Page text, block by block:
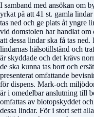
I samband med ansökan om
yrkat på att 41 st. gamla
tas ned och ge plats åt yngre
vid domstolen har handlat om
att dessa lindar ska få tas
lindarnas hälsotillstånd och
är skyddade och det krävs
de ska kunna tas bort och
presenterat omfattande
för dispens. Mark-och
är i omedelbar anslutning till
omfattas av biotopskyddet
dessa lindar. För i stort sett